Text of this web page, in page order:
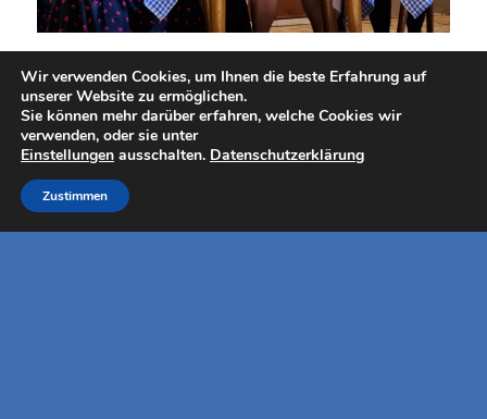
Wir verwenden Cookies, um Ihnen die beste Erfahrung auf
unserer Website zu ermöglichen.
Sie können mehr darüber erfahren, welche Cookies wir
verwenden, oder sie unter
Einstellungen ausschalten. Datenschutzerklärung
Zustimmen